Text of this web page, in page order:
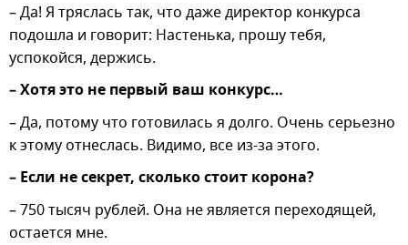
– Да! Я тряслась так, что даже директор конкурса
подошла и говорит: Настенька, прошу тебя,
успокойся, держись.
– Хотя это не первый ваш конкурс…
– Да, потому что готовилась я долго. Очень серьезно
к этому отнеслась. Видимо, все из-за этого.
– Если не секрет, сколько стоит корона?
– 750 тысяч рублей. Она не является переходящей,
остается мне.